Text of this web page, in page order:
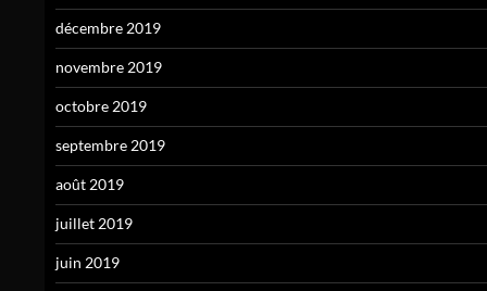
décembre 2019
novembre 2019
octobre 2019
septembre 2019
août 2019
juillet 2019
juin 2019